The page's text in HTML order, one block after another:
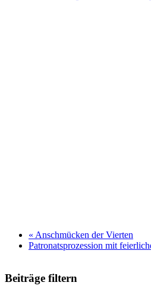
« Anschmücken der Vierten
Patronatsprozession mit
Beiträge filtern